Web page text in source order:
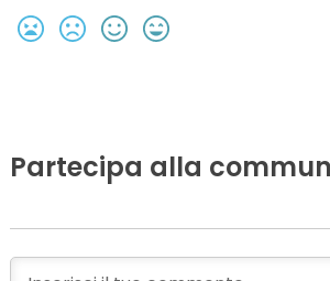
Partecipa alla